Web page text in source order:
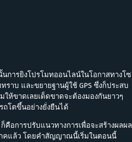
การยิงโปรโมทออนไลน์ในโอกาสทางโซ
ราบ และขยายฐานผู้ใช้ GPS ซึ่งก็ประสบ
ให้ขาดเลยเด็ดขาดจะต้องมองกันยาวๆ
ถโตขึ้นอย่างยั่งยืนได้
คือการปรับแนวทางการเพื่อจะสร้างผลผล
ภคแล้ว โดยคำสัญญาณนี้เริ่มในตอนนี้